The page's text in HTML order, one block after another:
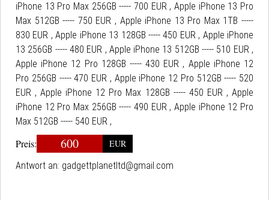
iPhone 13 Pro Max 256GB ----- 700 EUR , Apple iPhone 13 Pro
Max 512GB ----- 750 EUR , Apple iPhone 13 Pro Max 1TB -----
830 EUR , Apple iPhone 13 128GB ----- 450 EUR , Apple iPhone
13 256GB ----- 480 EUR , Apple iPhone 13 512GB ----- 510 EUR ,
Apple iPhone 12 Pro 128GB ----- 430 EUR , Apple iPhone 12
Pro 256GB ----- 470 EUR , Apple iPhone 12 Pro 512GB ----- 520
EUR , Apple iPhone 12 Pro Max 128GB ----- 450 EUR , Apple
iPhone 12 Pro Max 256GB ----- 490 EUR , Apple iPhone 12 Pro
Max 512GB ----- 540 EUR ,
Preis: 600
EUR
Antwort an: gadgettplanetltd@gmail.com